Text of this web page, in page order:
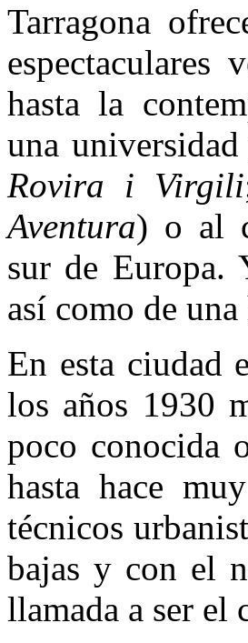
Tarragona
espectaculares
hasta la
una
Rovira i Virgili
Aventura) o al
sur de Europa.
así como de
En esta ciudad
los años 1930
poco conocida
hasta hace
técnicos
bajas y con el
llamada a ser el